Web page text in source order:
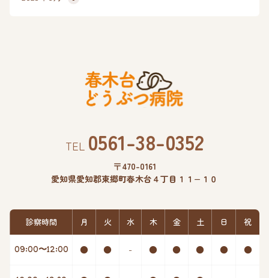
TEL 0561-38-0352
〒470-0161
愛知県愛知郡東郷町春木台４丁目１１−１０
診察時間 月 火 水 木 金 土 日 祝
09:00〜12:00 ● ● - ● ● ● ● ●